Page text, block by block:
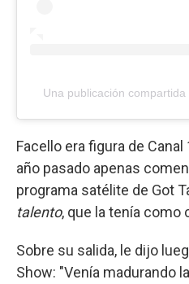
Una publicación
Facello era figura de Canal
año pasado apenas
programa satélite de Got
talento, que la tenía como
Sobre su salida, le dijo
Show: "Venía madurando